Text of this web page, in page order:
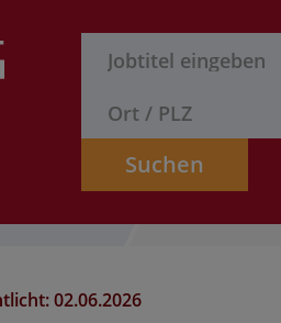
Suchen
02.06.2026